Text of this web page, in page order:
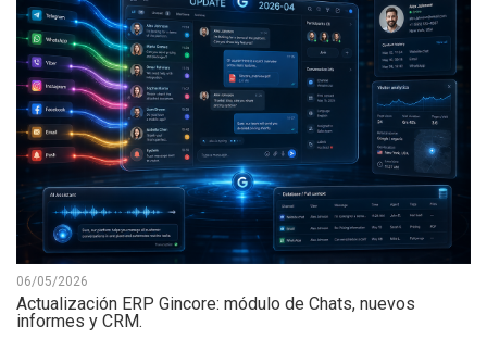
06/05/2026
Actualización ERP Gincore: módulo de Chats, nuevos
informes y CRM.